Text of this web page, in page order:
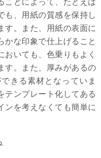
ことによって、たとえば
も、用紙の質感を保持し
す。また、用紙の表面に
かな印象で仕上げること
おいても、色乗りもよく
す。また、厚みがあるの
きる素材となっていま
テンプレート化してある
ンを考えなくても簡単に